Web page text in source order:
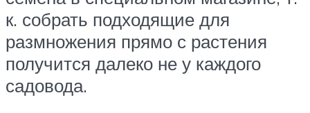
к. собрать подходящие для
размножения прямо с растения
получится далеко не у каждого
садовода.